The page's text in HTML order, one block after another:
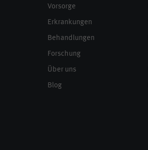
Vorsorge
Erkrankungen
Behandlungen
Forschung
Über uns
Blog